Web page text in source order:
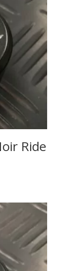
Ride